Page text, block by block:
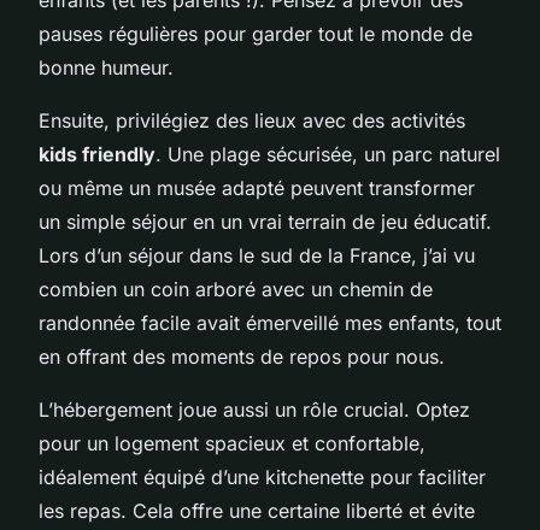
pauses régulières pour garder tout le monde de
bonne humeur.
Ensuite, privilégiez des lieux avec des activités
kids friendly. Une plage sécurisée, un parc naturel
ou même un musée adapté peuvent transformer
un simple séjour en un vrai terrain de jeu éducatif.
Lors d’un séjour dans le sud de la France, j’ai vu
combien un coin arboré avec un chemin de
randonnée facile avait émerveillé mes enfants, tout
en offrant des moments de repos pour nous.
L’hébergement joue aussi un rôle crucial. Optez
pour un logement spacieux et confortable,
idéalement équipé d’une kitchenette pour faciliter
les repas. Cela offre une certaine liberté et évite